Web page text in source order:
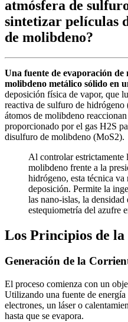
atmósfera de
sintetizar películas
de molibdeno?
Una fuente de evaporación
molibdeno metálico sólido en
deposición física de vapor, que
reactiva de sulfuro de
átomos de molibdeno
proporcionado por el gas H2S
disulfuro de molibdeno (MoS2).
Al controlar estrictamente
molibdeno frente a la
hidrógeno, esta técnica va
deposición. Permite la
las nano-islas, la densidad
estequiometría del azufre
Los Principios de la
Generación de la
El proceso comienza con un
Utilizando una fuente de
electrones, un láser o
hasta que se evapora.